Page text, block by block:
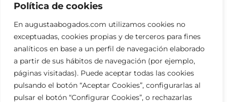
Política de cookies
En augustaabogados.com utilizamos cookies no
exceptuadas, cookies propias y de terceros para fines
analíticos en base a un perfil de navegación elaborado
a partir de sus hábitos de navegación (por ejemplo,
páginas visitadas). Puede aceptar todas las cookies
pulsando el botón “Aceptar Cookies”, configurarlas al
pulsar el botón “Configurar Cookies”, o rechazarlas
SUSCRÍBETE A NUESTRAS NEWSLETTERS
RELLENA EL FORMULARIO